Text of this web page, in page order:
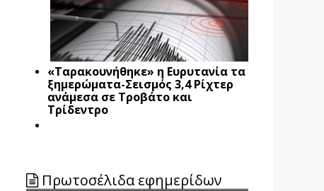
«Ταρακουνήθηκε» η Ευρυτανία τα
ξημερώματα-Σεισμός 3,4 Ρίχτερ
ανάμεσα σε Τροβάτο και
Τρίδεντρο
Πρωτοσέλιδα εφημερίδων